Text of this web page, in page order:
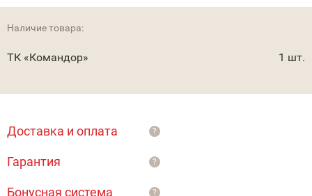
Наличие товара:
ТК «Командор» 1 шт.
Доставка и оплата ?
Гарантия ?
Бонусная система ?